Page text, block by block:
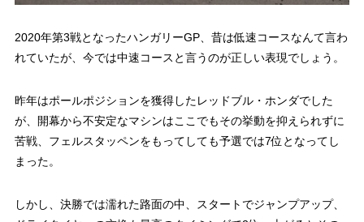
2020年第3戦となったハンガリーGP、昔は低速コースなんて言わ
れていたが、今では中速コースと言うのが正しい表現でしょう。
昨年はポールポジションを獲得したレッドブル・ホンダでした
が、開幕から不安定なマシンはここでもその挙動を抑えられずに
苦戦、フェルスタッペンをもってしても予選では7位となってし
まった。
しかし、決勝では濡れた路面の中、スタートでジャンプアップ、